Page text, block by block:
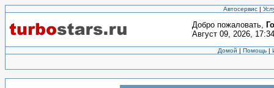
Автосервис |
Добро пожаловать,
Август 09, 2026,
Домой | Помощь |